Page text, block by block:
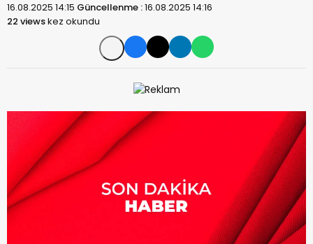
16.08.2025 14:15 Güncellenme :16.08.2025 14:16
22 viewskez okundu